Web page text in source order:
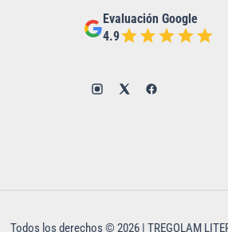
Evaluación Google
4.9
Todos los derechos © 2026 | TREGOLAM